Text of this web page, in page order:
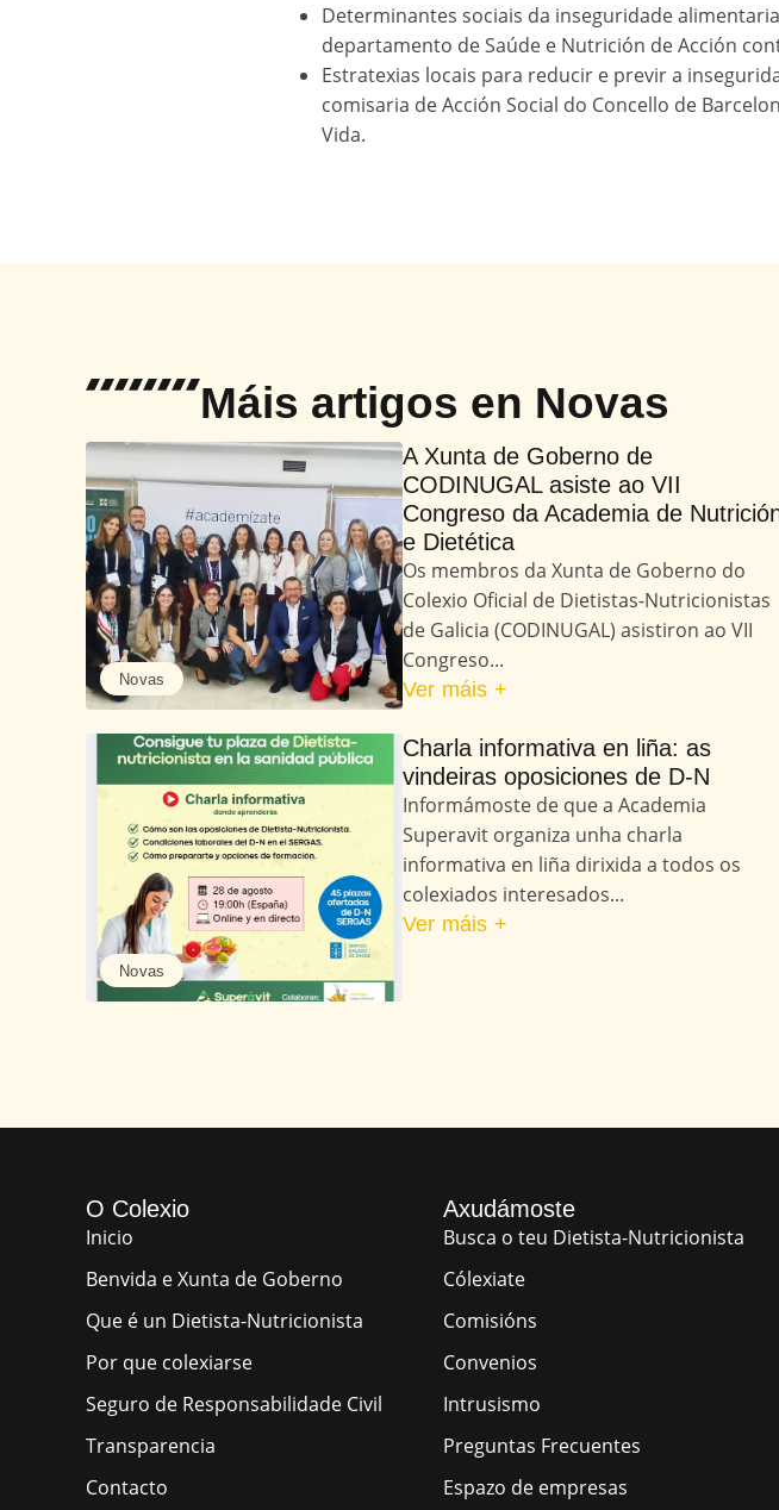
Determinantes sociais da inseguridade
departamento de Saúde e Nutrición de Acción
Estratexias locais para reducir e previr a
comisaria de Acción Social do Concello de
Vida.
Máis artigos en Novas
Novas
A Xunta de Goberno de
CODINUGAL asiste ao VII
Congreso da Academia de
e Dietética
Os membros da Xunta de Goberno do
Colexio Oficial de Dietistas-Nutricionistas
de Galicia (CODINUGAL) asistiron ao VII
Congreso...
Ver máis +
Novas
Charla informativa en liña: as
vindeiras oposiciones de D-N
Informámoste de que a Academia
Superavit organiza unha charla
informativa en liña dirixida a todos os
colexiados interesados...
Ver máis +
O Colexio
Inicio
Benvida e Xunta de Goberno
Que é un Dietista-Nutricionista
Por que colexiarse
Seguro de Responsabilidade Civil
Transparencia
Contacto
Axudámoste
Busca o teu Dietista-Nutricionista
Cólexiate
Comisións
Convenios
Intrusismo
Preguntas Frecuentes
Espazo de empresas